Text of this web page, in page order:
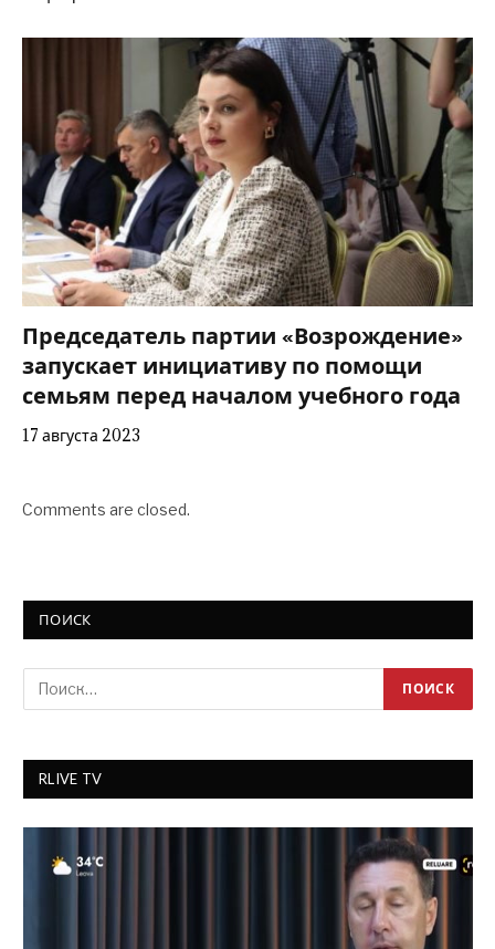
Председатель партии «Возрождение»
запускает инициативу по помощи
семьям перед началом учебного года
17 августа 2023
Comments are closed.
ПОИСК
RLIVE TV